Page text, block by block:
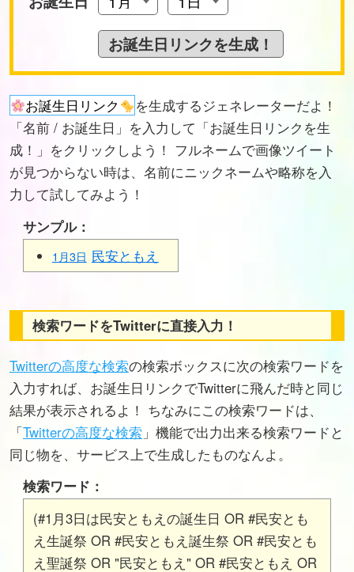
お誕生日リンク
を生成するジェネレーターだよ！
「名前 / お誕生日」を入力して「お誕生日リンクを生
成！」をクリックしよう！ フルネームで画像ツイート
が見つからない時は、名前にニックネームや略称を入
力して試してみよう！
サンプル：
1月3日 民安ともえ
検索ワードをTwitterに直接入力！
Twitterの高度な検索の検索ボックスに次の検索ワードを
入力すれば、お誕生日リンクでTwitterに飛んだ時と同じ
結果が表示されるよ！ ちなみにこの検索ワードは、
「Twitterの高度な検索 」機能で出力出来る検索ワードと
同じ物を、サービス上で生成したものなんよ。
検索ワード：
(#1月3日は民安ともえの誕生日 OR #民安とも
え生誕祭 OR #民安ともえ誕生祭 OR #民安とも
え聖誕祭 OR "民安ともえ" OR #民安ともえ OR